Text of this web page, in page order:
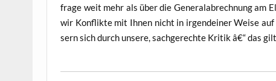
fra­ge weit mehr als über die Gene­ral­ab­rech­nung am
wir Kon­flik­te mit Ihnen nicht in irgend­ei­ner Wei­se
sern sich durch unse­re, sach­ge­rech­te Kri­tik â€“ das